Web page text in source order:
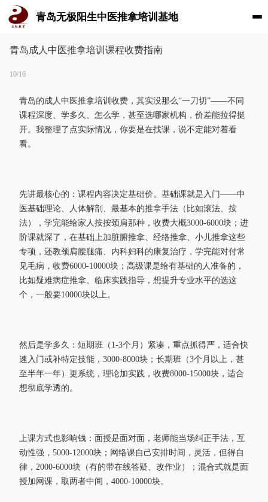
青岛无极阳生中医推拿培训基地
青岛成人中医推拿培训课程收费指南
10/16
青岛的成人中医推拿培训收费，其实没那么“一刀切”——不同
课程深度、学多久、怎么学，甚至选哪家机构，价差能拉得挺
开。我整理了点实际情况，你要是在找课，说不定能对着看
看。
先讲最核心的：课程内容决定基础价。基础课就是入门——中
医基础理论、人体解剖、最基本的推拿手法（比如滚法、按
法），学完能给家人按按颈肩那种，收费大概3000-6000块；进
阶课就深了，在基础上加脏腑推拿、经络推拿、小儿推拿这些
专项，还教颈肩腰腿痛、内科妇科的康复治疗，学完能对付常
见毛病，收费6000-10000块；高级课是给有基础的人准备的，
比如疑难病症推拿、临床实践指导，想提升专业水平的选这
个，一般要10000块以上。
然后是学多久：短期班（1-3个月）紧凑，重点抓得严，适合快
速入门或补特定技能，3000-8000块；长期班（3个月以上，甚
至半年一年）更系统，理论加实践，收费8000-15000块，适合
想彻底学透的。
上课方式也影响钱：面授是面对面，老师能当场纠正手法，互
动性强，5000-12000块；网络课自己安排时间，灵活，但得自
律，2000-6000块（有的带在线答疑、改作业）；混合式就是面
授加网课，取两者中间，4000-10000块。